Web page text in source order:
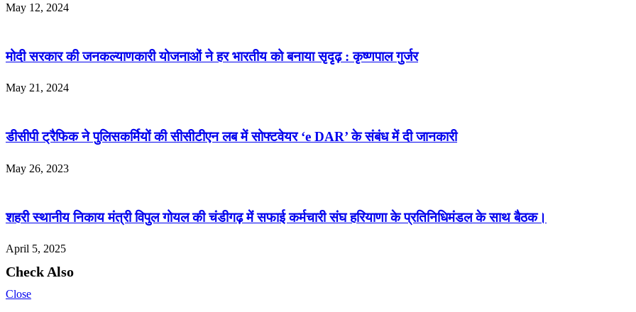
May 12, 2024
मोदी सरकार की जनकल्याणकारी योजनाओं ने हर भारतीय को बनाया सृदृढ़ : कृष्णपाल गुर्जर
May 21, 2024
डीसीपी ट्रैफिक ने पुलिसकर्मियों की सीसीटीएन लब में सोफ्टवेयर ‘e DAR’ के संबंध में दी जानकारी
May 26, 2023
शहरी स्थानीय निकाय मंत्री विपुल गोयल की चंडीगढ़ में सफाई कर्मचारी संघ हरियाणा के प्रतिनिधिमंडल के साथ बैठक।
April 5, 2025
Check Also
Close